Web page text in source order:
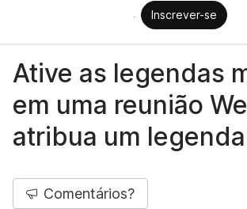
Inscrever-se
Ative as legendas
em uma reunião
atribua um
Comentários?